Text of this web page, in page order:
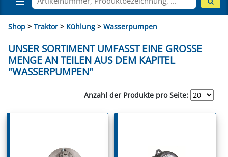
Shop > Traktor > Kühlung > Wasserpumpen
UNSER SORTIMENT UMFASST EINE GROSSE M
ENGE AN TEILEN AUS DEM KAPITEL "
WASSERPUMPEN"
Anzahl der Produkte pro Seite: